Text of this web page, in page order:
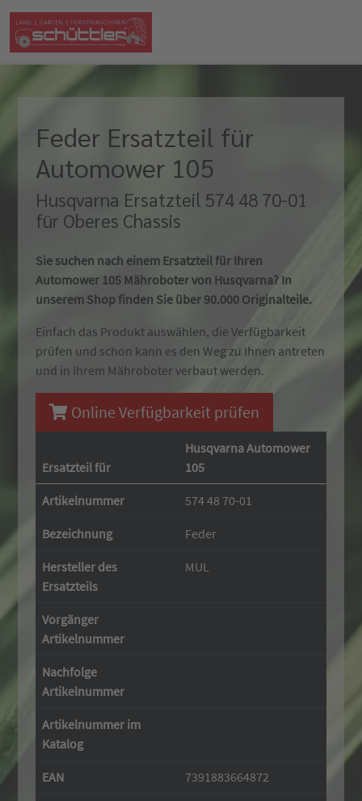
Feder Ersatzteil für
Automower 105
Husqvarna Ersatzteil 574 48 70-01
für Oberes Chassis
Sie suchen nach einem Ersatzteil für Ihren
Automower 105 Mähroboter von Husqvarna? In
unserem Shop finden Sie über 90.000 Originalteile.
Einfach das Produkt auswählen, die Verfügbarkeit
prüfen und schon kann es den Weg zu Ihnen antreten
und in Ihrem Mähroboter verbaut werden.
Online Verfügbarkeit prüfen
Ersatzteil für
Husqvarna Automower
105
Artikelnummer 574 48 70-01
Bezeichnung Feder
Hersteller des
Ersatzteils
MUL
Vorgänger
Artikelnummer
Nachfolge
Artikelnummer
Artikelnummer im
Katalog
EAN 7391883664872